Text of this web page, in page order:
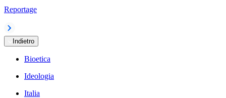
Reportage
Indietro
Bioetica
Ideologia
Italia